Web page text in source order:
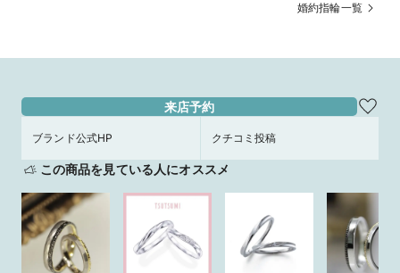
婚約指輪一覧
来店予約
ブランド公式HP クチコミ投稿
この商品を見ている人にオススメ